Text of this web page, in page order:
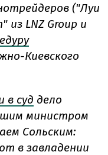
("Луи
из LNZ Group и
Киевского
в суд дело
министром
Сольским:
в завладении